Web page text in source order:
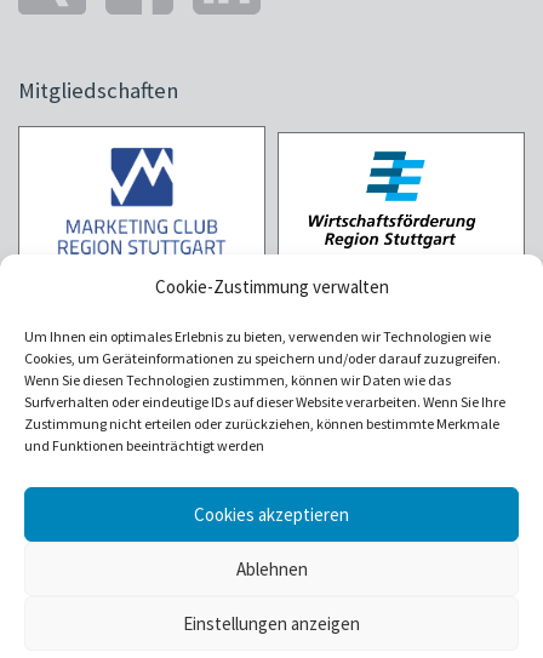
Cookie-Zustimmung verwalten
Um Ihnen ein optimales Erlebnis zu bieten, verwenden wir Technologien wie
Cookies, um Geräteinformationen zu speichern und/oder darauf zuzugreifen.
Wenn Sie diesen Technologien zustimmen, können wir Daten wie das
Surfverhalten oder eindeutige IDs auf dieser Website verarbeiten. Wenn Sie Ihre
Zustimmung nicht erteilen oder zurückziehen, können bestimmte Merkmale
und Funktionen beeinträchtigt werden
Cookies akzeptieren
Ablehnen
Einstellungen anzeigen
Mitgliedschaften
Über uns
Kundenstimmen
Unternehmenswerte
Datenschutz Cookie-Richtlinie